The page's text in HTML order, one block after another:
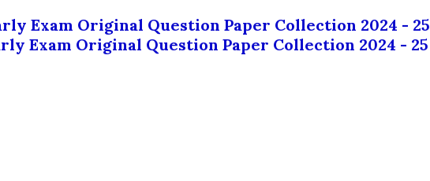
Exam Original Question Paper Collection 2024 - 25
Exam Original Question Paper Collection 2024 - 25